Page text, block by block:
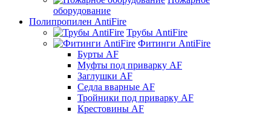
оборудование
Полипропилен AntiFire
Трубы AntiFire
Фитинги AntiFire
Бурты AF
Муфты под приварку AF
Заглушки AF
Седла вварные AF
Тройники под приварку AF
Крестовины AF